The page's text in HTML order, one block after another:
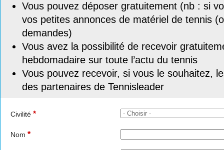
Vous pouvez déposer gratuitement (nb : si
vos petites annonces de matériel de tennis
demandes)
Vous avez la possibilité de recevoir
hebdomadaire sur toute l’actu du tennis
Vous pouvez recevoir, si vous le souhaitez,
des partenaires de Tennisleader
Civilité *
Nom *